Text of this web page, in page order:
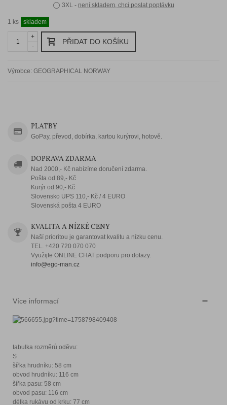
3XL - není skladem, chci poslat poptávku
1 ks skladem
-
+
PŘIDAT DO KOŠÍKU
Výrobce: GEOGRAPHICAL NORWAY
PLATBY
GoPay, převod, dobírka, kartou kurýrovi, hotově.
DOPRAVA ZDARMA
Nad 2000,- Kč nabízíme doručení zdarma.
Pošta od 89,- Kč
Kurýr od 90,- Kč
Slovensko UPS 110,- Kč / 4 EURO
Slovenská pošta 4 EURO
KVALITA A NÍZKÉ CENY
Naší prioritou je garantovat kvalitu a nízku cenu.
TEL. +420 720 070 070
Využijte ONLINE CHAT podporu pro dotazy.
info@ego-man.cz
Více informací
tabulka rozměrů oděvu:
S
šířka hrudníku: 58 cm
obvod hrudníku: 116 cm
šířka pasu: 58 cm
obvod pasu: 116 cm
délka rukávu od krku: 77 cm